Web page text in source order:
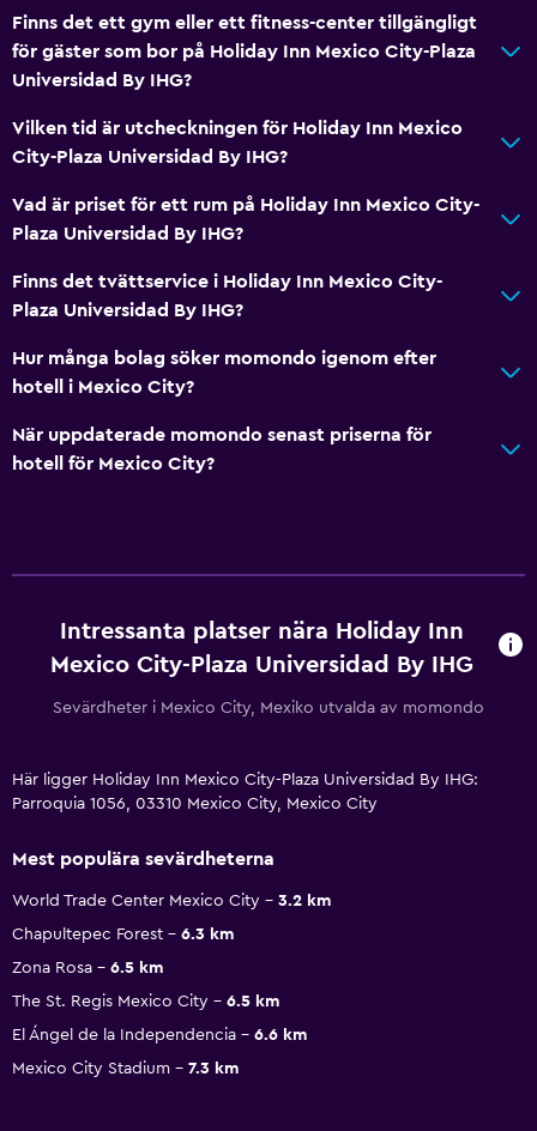
Finns det ett gym eller ett fitness-center tillgängligt
för gäster som bor på Holiday Inn Mexico City-Plaza
Universidad By IHG?
Vilken tid är utcheckningen för Holiday Inn Mexico
City-Plaza Universidad By IHG?
Vad är priset för ett rum på Holiday Inn Mexico City-
Plaza Universidad By IHG?
Finns det tvättservice i Holiday Inn Mexico City-
Plaza Universidad By IHG?
Hur många bolag söker momondo igenom efter
hotell i Mexico City?
När uppdaterade momondo senast priserna för
hotell för Mexico City?
Intressanta platser nära Holiday Inn
Mexico City-Plaza Universidad By IHG
Sevärdheter i Mexico City, Mexiko utvalda av momondo
Här ligger Holiday Inn Mexico City-Plaza Universidad By IHG:
Parroquia 1056, 03310 Mexico City, Mexico City
Mest populära sevärdheterna
World Trade Center Mexico City
3.2 km
Chapultepec Forest
6.3 km
Zona Rosa
6.5 km
The St. Regis Mexico City
6.5 km
El Ángel de la Independencia
6.6 km
Mexico City Stadium
7.3 km